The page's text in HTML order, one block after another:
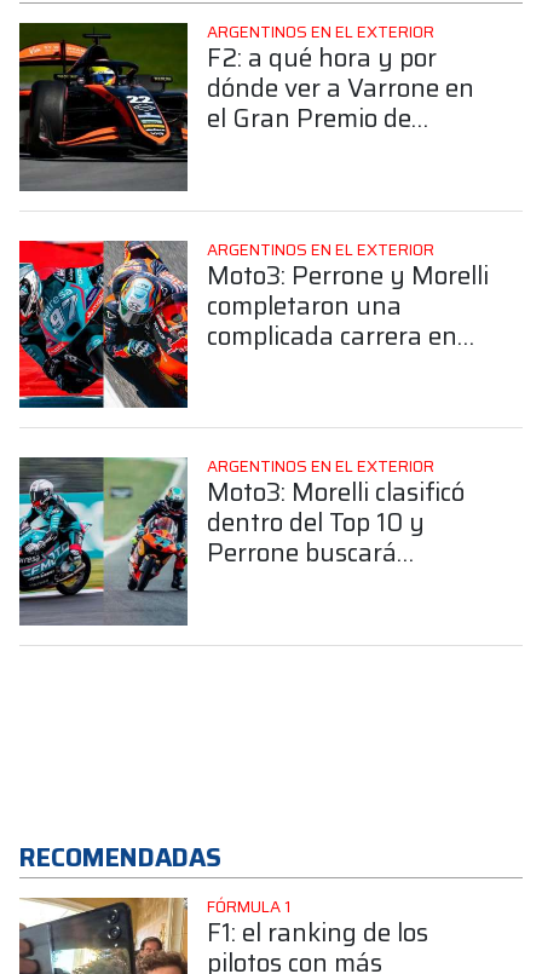
ARGENTINOS EN EL EXTERIOR
F2: a qué hora y por
dónde ver a Varrone en
el Gran Premio de
ARGENTINOS EN EL EXTERIOR
Moto3: Perrone y Morelli
completaron una
complicada carrera en
ARGENTINOS EN EL EXTERIOR
Moto3: Morelli clasificó
dentro del Top 10 y
Perrone buscará
RECOMENDADAS
FÓRMULA 1
F1: el ranking de los
pilotos con más